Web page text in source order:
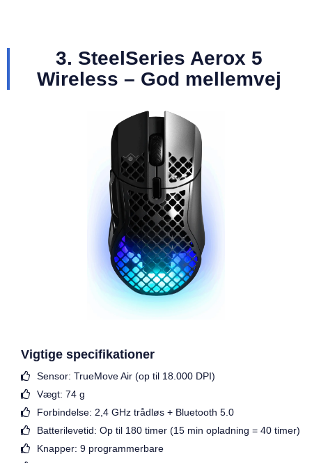
3. SteelSeries Aerox 5
Wireless – God mellemvej
Vigtige specifikationer
Sensor: TrueMove Air (op til 18.000 DPI)
Vægt: 74 g
Forbindelse: 2,4 GHz trådløs + Bluetooth 5.0
Batterilevetid: Op til 180 timer (15 min opladning = 40 timer)
Knapper: 9 programmerbare